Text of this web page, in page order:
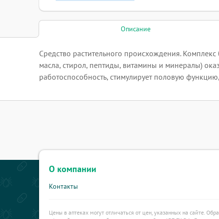
Описание
Средство растительного происхождения.
масла, стирол, пептиды, витамины и минералы)
работоспособность, стимулирует половую
О компании
Контакты
Цены в аптеках могут отличаться от цен, указанных на сайте.